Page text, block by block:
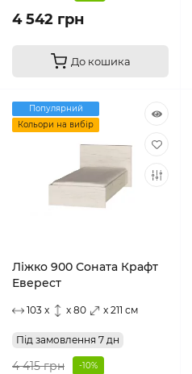
4 542 грн
До кошика
Популярний
Кольори на вибір
Ліжко 900 Соната Крафт
Еверест
103 x x 80 x 211 см
Під замовлення 7 дн
4 415 грн -10%